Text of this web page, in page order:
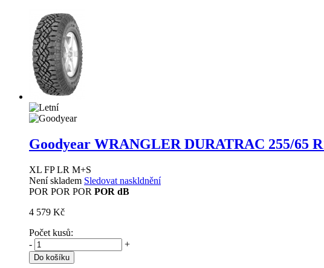
Goodyear WRANGLER DURATRAC 255/65
XL FP LR M+S
Není skladem Sledovat naskldnění
POR POR POR POR dB
4 579 Kč
Počet kusů:
-
+
Do košíku